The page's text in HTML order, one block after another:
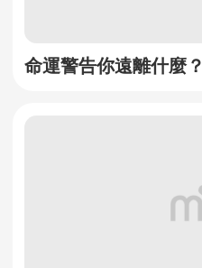
命運警告你遠離什麼？